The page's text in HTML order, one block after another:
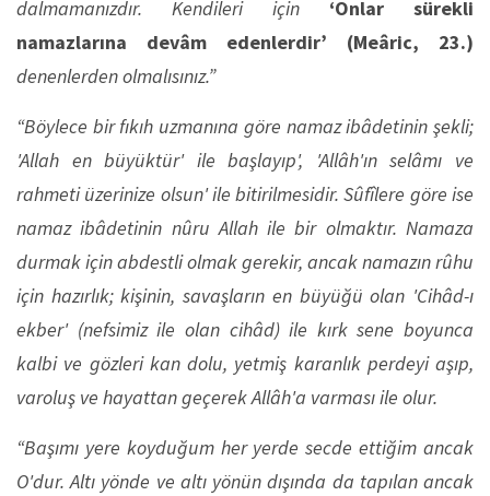
dalmamanızdır. Kendileri için ‘Onlar sürekli
namazlarına devâm edenlerdir’ (Meâric, 23.)
denenlerden olmalısınız.”
“Böylece bir fıkıh uzmanına göre namaz ibâdetinin şekli;
'Allah en büyüktür' ile başlayıp', 'Allâh'ın selâmı ve
rahmeti üzerinize olsun' ile bitirilmesidir. Sûfîlere göre ise
namaz ibâdetinin nûru Allah ile bir olmaktır. Namaza
durmak için abdestli olmak gerekir, ancak namazın rûhu
için hazırlık; kişinin, savaşların en büyüğü olan 'Cihâd-ı
ekber' (nefsimiz ile olan cihâd) ile kırk sene boyunca
kalbi ve gözleri kan dolu, yetmiş karanlık perdeyi aşıp,
varoluş ve hayattan geçerek Allâh'a varması ile olur.
“Başımı yere koyduğum her yerde secde ettiğim ancak
O'dur. Altı yönde ve altı yönün dışında da tapılan ancak